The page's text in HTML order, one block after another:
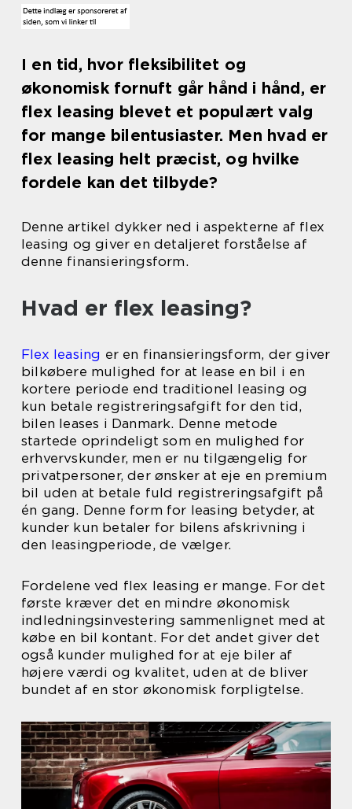
I en tid, hvor fleksibilitet og
økonomisk fornuft går hånd i hånd, er
flex leasing blevet et populært valg
for mange bilentusiaster. Men hvad er
flex leasing helt præcist, og hvilke
fordele kan det tilbyde?
Denne artikel dykker ned i aspekterne af flex
leasing og giver en detaljeret forståelse af
denne finansieringsform.
Hvad er flex leasing?
Flex leasing er en finansieringsform, der giver
bilkøbere mulighed for at lease en bil i en
kortere periode end traditionel leasing og
kun betale registreringsafgift for den tid,
bilen leases i Danmark. Denne metode
startede oprindeligt som en mulighed for
erhvervskunder, men er nu tilgængelig for
privatpersoner, der ønsker at eje en premium
bil uden at betale fuld registreringsafgift på
én gang. Denne form for leasing betyder, at
kunder kun betaler for bilens afskrivning i
den leasingperiode, de vælger.
Fordelene ved flex leasing er mange. For det
første kræver det en mindre økonomisk
indledningsinvestering sammenlignet med at
købe en bil kontant. For det andet giver det
også kunder mulighed for at eje biler af
højere værdi og kvalitet, uden at de bliver
bundet af en stor økonomisk forpligtelse.